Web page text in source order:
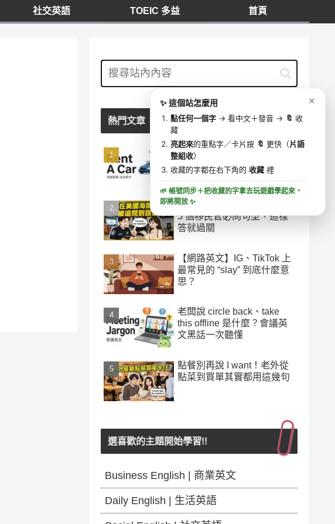
社交英語 TOEIC 多益 首頁
熱門文章
「加油」千萬別說 add oil！
美國租車加油最容易搞錯的
英文
在美國海關被追問到語塞？
5 個移民官必問句型，這樣
答就過關
【網路英文】IG、TikTok 上
最常見的 “slay” 到底什麼意
思？
老闆說 circle back、take
this offline 是什麼？會議英
文黑話一次聽懂
點餐別再說 I want！老外從
點菜到買單其實都用這幾句
選喜歡的主題開始學習!!
Business English | 商業英文
Daily English | 生活英語
我的收藏 0 字 ⋯
🔍
✨ 這個站怎麼用
點任何一個字 → 看中文＋發音 → 🔖 收
藏
亮起來的重點字／卡片按 🔖 更快（片語
整組收）
收藏的字都在右下角的 收藏 裡
🌱 帳號同步＋把收藏的字拿去玩遊戲學起來・
即將開放 ✨
✕